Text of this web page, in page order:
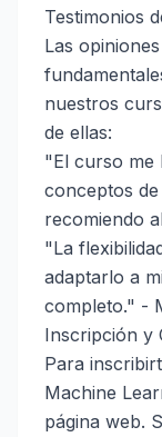
Testimonios
Las
nuestros
de ellas:
"El curso me
conceptos
recomiendo
"La
adaptarlo a
completo." -
Inscripción y
Para
Machine
página web.